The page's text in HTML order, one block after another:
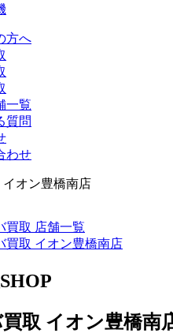
方へ
一覧
質問
わせ
オン豊橋南店
買取 店舗一覧
買取 イオン豊橋南店
SHOP
取 イオン豊橋南